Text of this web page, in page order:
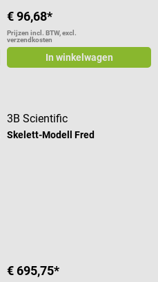
€ 96,68*
Prijzen incl. BTW, excl.
verzendkosten
In winkelwagen
3B Scientific
Skelett-Modell Fred
€ 695,75*